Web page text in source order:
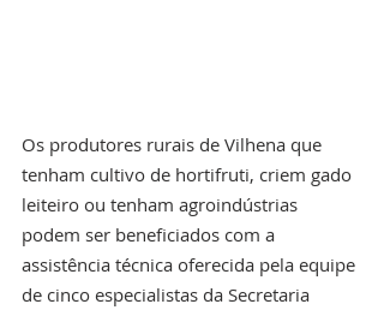
Os produtores rurais de Vilhena que
tenham cultivo de hortifruti, criem gado
leiteiro ou tenham agroindústrias
podem ser beneficiados com a
assistência técnica oferecida pela equipe
de cinco especialistas da Secretaria